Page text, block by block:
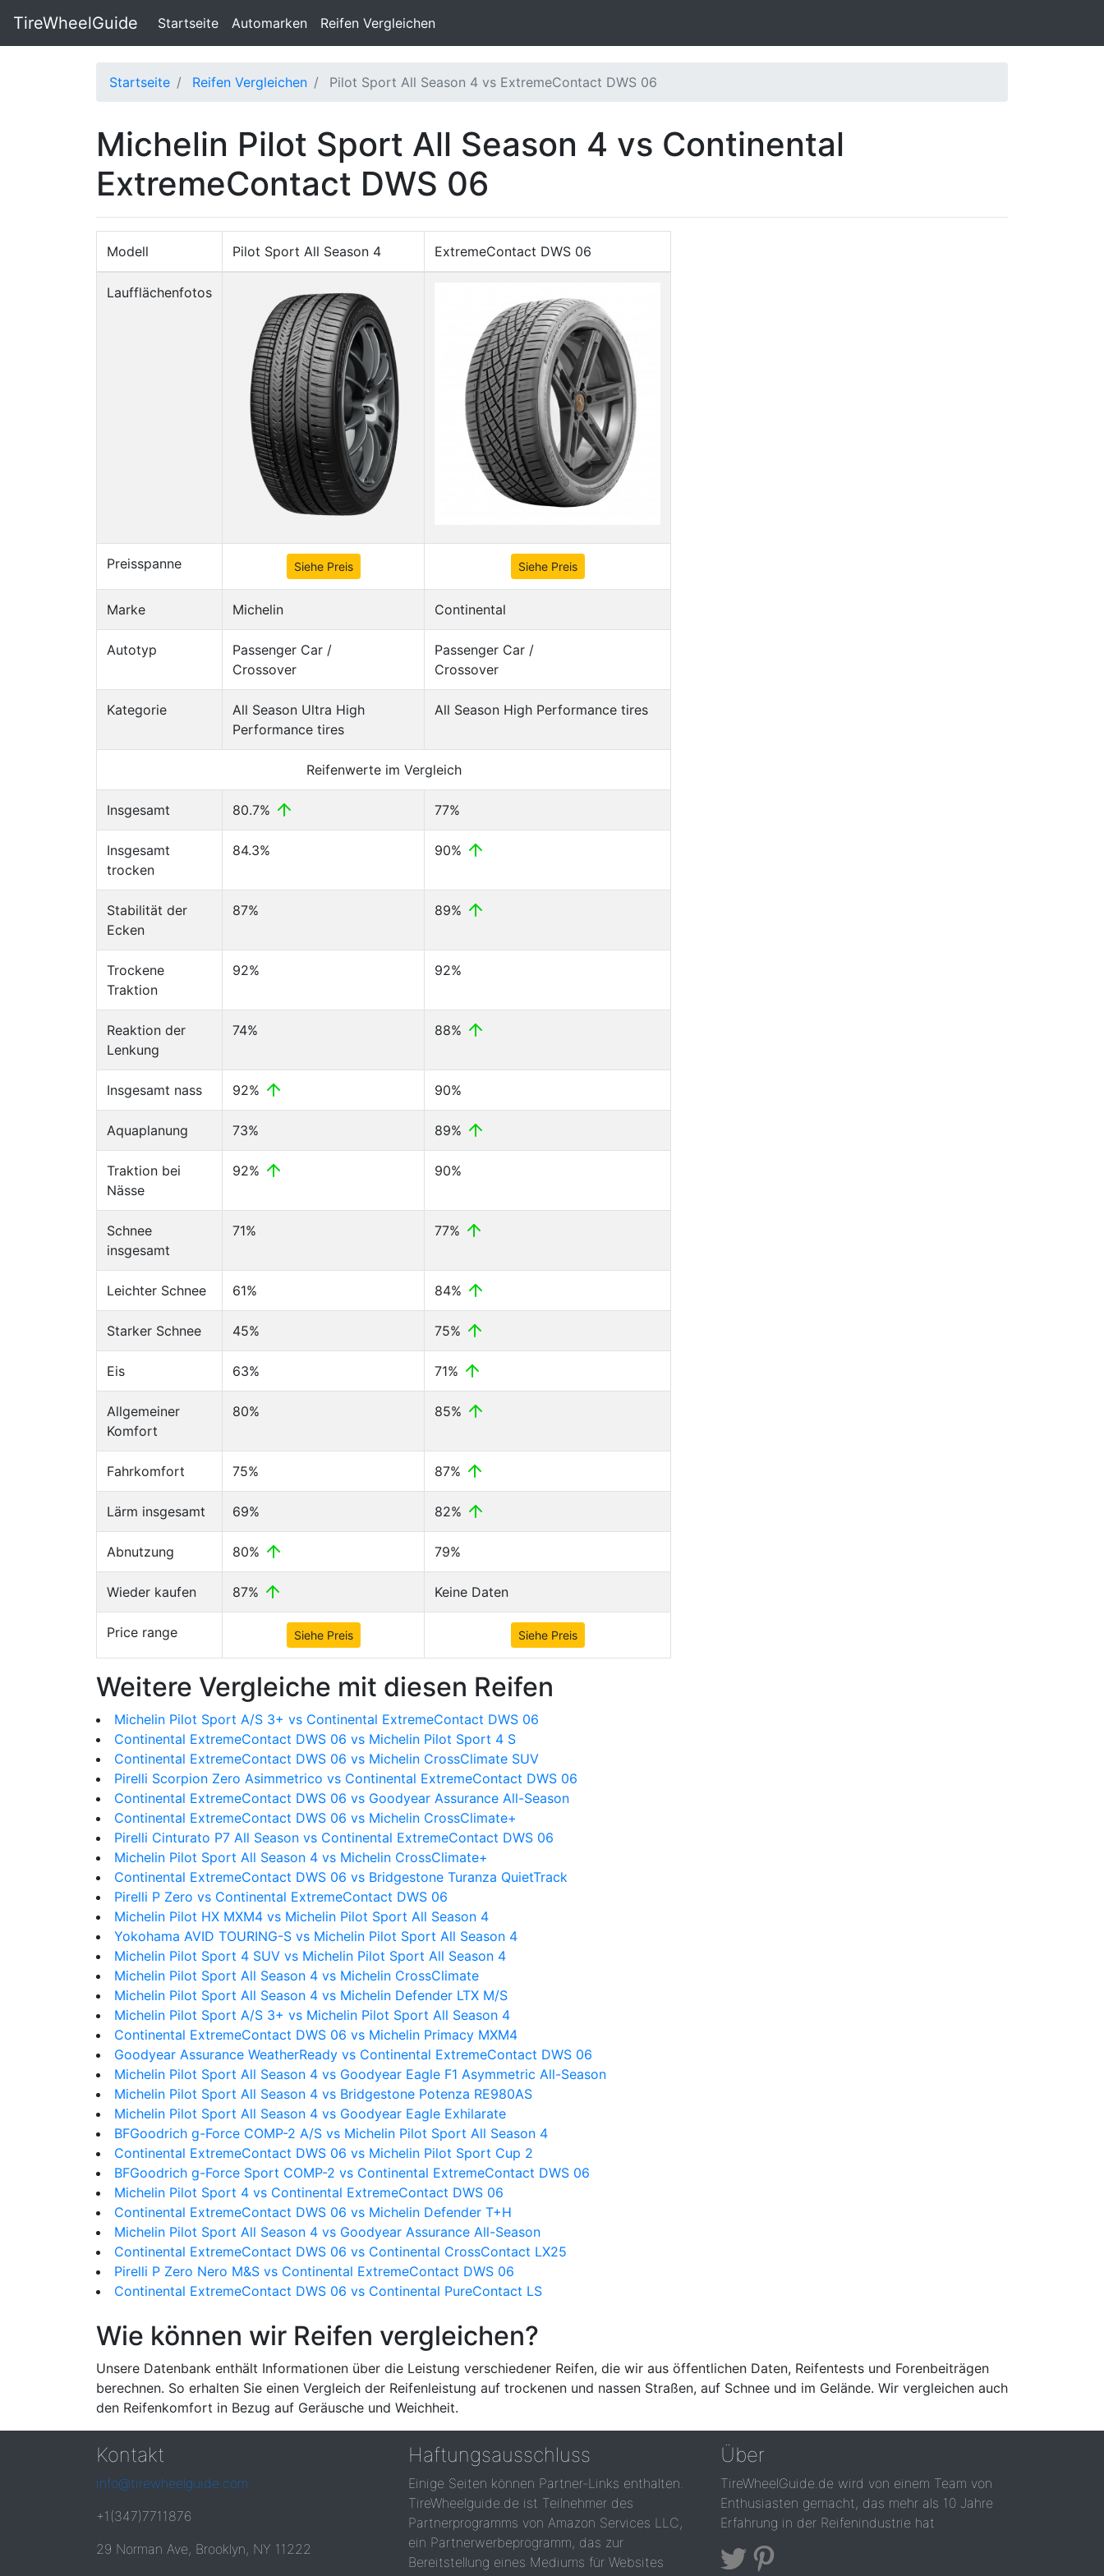
TireWheelGuide Startseite(current)
Automarken Reifen Vergleichen
Startseite Reifen Vergleichen Pilot Sport All Season 4 vs ExtremeContact DWS 06
Michelin Pilot Sport All Season 4 vs Continental
ExtremeContact DWS 06
Modell Pilot Sport All Season 4 ExtremeContact DWS 06
Laufflächenfotos
Preisspanne Siehe Preis Siehe Preis
Marke Michelin Continental
Autotyp
Passenger Car /
Crossover
Passenger Car /
Crossover
Kategorie
All Season Ultra High
Performance tires
All Season High Performance tires
Reifenwerte im Vergleich
Insgesamt 80.7% 77%
Insgesamt
trocken
84.3% 90%
Stabilität der
Ecken
87% 89%
Trockene
Traktion
92% 92%
Reaktion der
Lenkung
74% 88%
Insgesamt nass 92% 90%
Aquaplanung 73% 89%
Traktion bei
Nässe
92% 90%
Schnee
insgesamt
71% 77%
Leichter Schnee 61% 84%
Starker Schnee 45% 75%
Eis 63% 71%
Allgemeiner
Komfort
80% 85%
Fahrkomfort 75% 87%
Lärm insgesamt 69% 82%
Abnutzung 80% 79%
Wieder kaufen 87% Keine Daten
Price range Siehe Preis Siehe Preis
Weitere Vergleiche mit diesen Reifen
Michelin Pilot Sport A/S 3+ vs Continental ExtremeContact DWS 06
Continental ExtremeContact DWS 06 vs Michelin Pilot Sport 4 S
Continental ExtremeContact DWS 06 vs Michelin CrossClimate SUV
Pirelli Scorpion Zero Asimmetrico vs Continental ExtremeContact DWS 06
Continental ExtremeContact DWS 06 vs Goodyear Assurance All-Season
Continental ExtremeContact DWS 06 vs Michelin CrossClimate+
Pirelli Cinturato P7 All Season vs Continental ExtremeContact DWS 06
Michelin Pilot Sport All Season 4 vs Michelin CrossClimate+
Continental ExtremeContact DWS 06 vs Bridgestone Turanza QuietTrack
Pirelli P Zero vs Continental ExtremeContact DWS 06
Michelin Pilot HX MXM4 vs Michelin Pilot Sport All Season 4
Yokohama AVID TOURING-S vs Michelin Pilot Sport All Season 4
Michelin Pilot Sport 4 SUV vs Michelin Pilot Sport All Season 4
Michelin Pilot Sport All Season 4 vs Michelin CrossClimate
Michelin Pilot Sport All Season 4 vs Michelin Defender LTX M/S
Michelin Pilot Sport A/S 3+ vs Michelin Pilot Sport All Season 4
Continental ExtremeContact DWS 06 vs Michelin Primacy MXM4
Goodyear Assurance WeatherReady vs Continental ExtremeContact DWS 06
Michelin Pilot Sport All Season 4 vs Goodyear Eagle F1 Asymmetric All-Season
Michelin Pilot Sport All Season 4 vs Bridgestone Potenza RE980AS
Michelin Pilot Sport All Season 4 vs Goodyear Eagle Exhilarate
BFGoodrich g-Force COMP-2 A/S vs Michelin Pilot Sport All Season 4
Continental ExtremeContact DWS 06 vs Michelin Pilot Sport Cup 2
BFGoodrich g-Force Sport COMP-2 vs Continental ExtremeContact DWS 06
Michelin Pilot Sport 4 vs Continental ExtremeContact DWS 06
Continental ExtremeContact DWS 06 vs Michelin Defender T+H
Michelin Pilot Sport All Season 4 vs Goodyear Assurance All-Season
Continental ExtremeContact DWS 06 vs Continental CrossContact LX25
Pirelli P Zero Nero M&S vs Continental ExtremeContact DWS 06
Continental ExtremeContact DWS 06 vs Continental PureContact LS
Wie können wir Reifen vergleichen?
Unsere Datenbank enthält Informationen über die Leistung verschiedener Reifen, die wir aus öffentlichen Daten, Reifentests und Forenbeiträgen
berechnen. So erhalten Sie einen Vergleich der Reifenleistung auf trockenen und nassen Straßen, auf Schnee und im Gelände. Wir vergleichen auch
den Reifenkomfort in Bezug auf Geräusche und Weichheit.
Kontakt
info@tirewheelguide.com
+1(347)7711876
29 Norman Ave, Brooklyn, NY 11222
Haftungsausschluss
Einige Seiten können Partner-Links enthalten.
TireWheelguide.de ist Teilnehmer des
Partnerprogramms von Amazon Services LLC,
ein Partnerwerbeprogramm, das zur
Bereitstellung eines Mediums für Websites
Über
TireWheelGuide.de wird von einem Team von
Enthusiasten gemacht, das mehr als 10 Jahre
Erfahrung in der Reifenindustrie hat